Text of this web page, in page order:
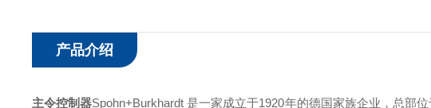
产品介绍
主令控制器Spohn+Burkhardt 是一家成立于1920年的德国家族企业，总部